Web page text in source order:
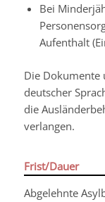
Bei
Aufenthalt
Die Dokumente
deutscher
die
verlangen.
Frist/Dauer
Abgelehnte